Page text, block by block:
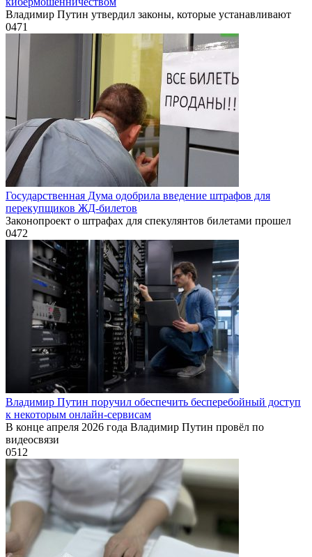
Владимир Путин утвердил законы, которые устанавливают
0471
Государственная Дума одобрила введение штрафов для
перекупщиков ЖД-билетов
Законопроект о штрафах для спекулянтов билетами прошел
0472
Владимир Путин поручил обеспечить бесперебойный доступ
к некоторым онлайн-сервисам
В конце апреля 2026 года Владимир Путин провёл по
видеосвязи
0512